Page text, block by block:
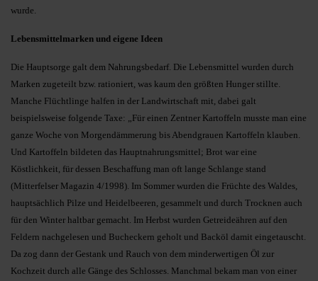
wurde.
Lebensmittelmarken und eigene Ideen
Die Hauptsorge galt dem Nahrungsbedarf. Die Lebensmittel wurden durch
Marken zugeteilt bzw. rationiert, was kaum den größten Hunger stillte.
Manche Flüchtlinge halfen in der Landwirtschaft mit, dabei galt
beispielsweise folgende Taxe: „Für einen Zentner Kartoffeln musste man eine
ganze Woche von Morgendämmerung bis Abendgrauen Kartoffeln klauben.
Und Kartoffeln bildeten das Hauptnahrungsmittel; Brot war eine
Köstlichkeit, für dessen Beschaffung man oft lange Schlange stand
(Mitterfelser Magazin 4/1998). Im Sommer wurden die Früchte des Waldes,
hauptsächlich Pilze und Heidelbeeren, gesammelt und durch Trocknen auch
für den Winter haltbar gemacht. Im Herbst wurden Getreideähren auf den
Feldern nachgelesen und Bucheckern geholt und Backöl damit eingetauscht.
Da zog dann der Gestank und Rauch von dem minderwertigen Öl zur
Kochzeit durch alle Gänge des Schlosses. Manchmal bekam man von einer